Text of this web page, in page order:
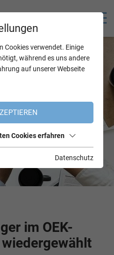
im OEK-
Cookies verwendet. Einige
während es uns andere
auf unserer Webseite
Cookies erfahren
Datenschutz